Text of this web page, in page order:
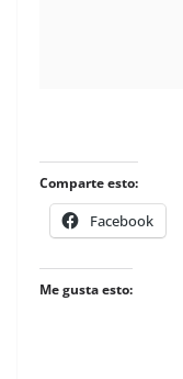
Comparte esto:
Facebook
Me gusta esto: